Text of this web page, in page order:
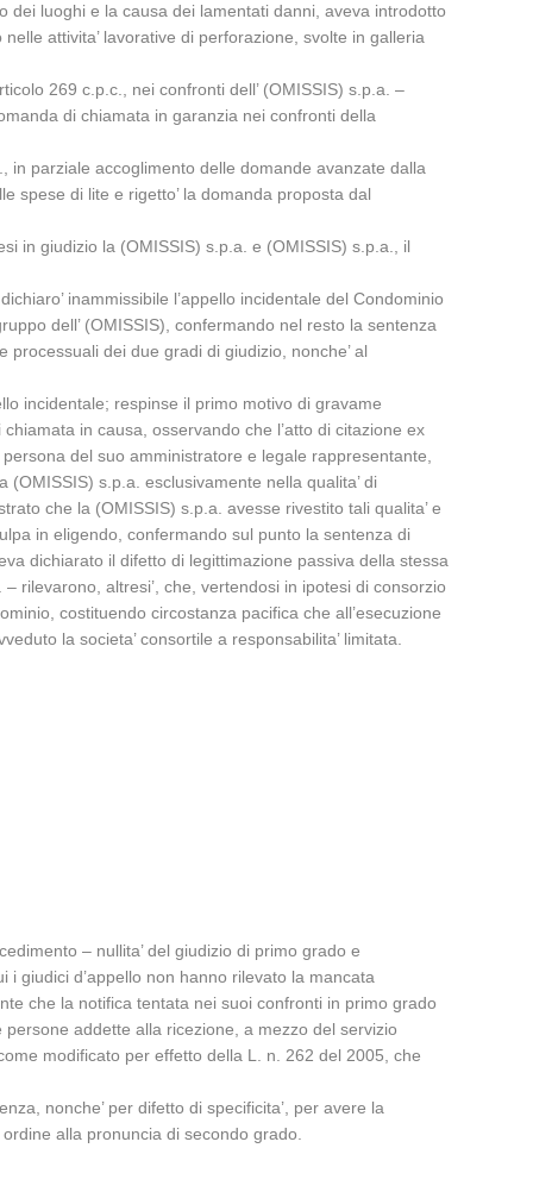
dei luoghi e la causa dei lamentati danni, aveva introdotto
attivita’ lavorative di perforazione, svolte in galleria
269 c.p.c., nei confronti dell’ (OMISSIS) s.p.a. –
di chiamata in garanzia nei confronti della
in parziale accoglimento delle domande avanzate dalla
spese di lite e rigetto’ la domanda proposta dal
in giudizio la (OMISSIS) s.p.a. e (OMISSIS) s.p.a., il
inammissibile l’appello incidentale del Condominio
dell’ (OMISSIS), confermando nel resto la sentenza
dei due gradi di giudizio, nonche’ al
incidentale; respinse il primo motivo di gravame
in causa, osservando che l’atto di citazione ex
del suo amministratore e legale rappresentante,
s.p.a. esclusivamente nella qualita’ di
che la (OMISSIS) s.p.a. avesse rivestito tali qualita’ e
in eligendo, confermando sul punto la sentenza di
dichiarato il difetto di legittimazione passiva della stessa
rilevarono, altresi’, che, vertendosi in ipotesi di consorzio
costituendo circostanza pacifica che all’esecuzione
la societa’ consortile a responsabilita’ limitata.
– nullita’ del giudizio di primo grado e
giudici d’appello non hanno rilevato la mancata
che la notifica tentata nei suoi confronti in primo grado
addette alla ricezione, a mezzo del servizio
modificato per effetto della L. n. 262 del 2005, che
nonche’ per difetto di specificita’, per avere la
alla pronuncia di secondo grado.